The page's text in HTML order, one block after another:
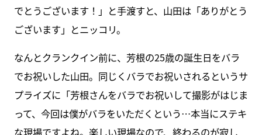
でとうございます！」と手渡すと、山田は「ありがとう
ございます」とニッコリ。
なんとクランクイン前に、芳根の25歳の誕生日をバラ
でお祝いした山田。同じくバラでお祝いされるというサ
プライズに「芳根さんをバラでお祝いして撮影がはじま
って、今回は僕がバラをいただくという…本当にステキ
な現場ですよね。楽しい現場なので、終わるのが寂し